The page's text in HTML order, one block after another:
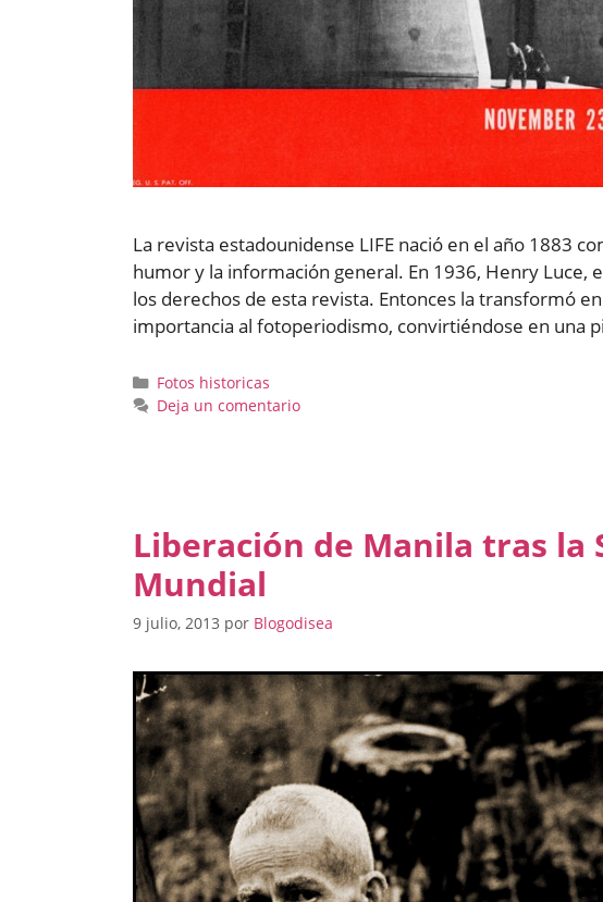
La revista estadounidense LIFE nació en el año 1883
humor y la información general. En 1936, Henry
los derechos de esta revista. Entonces la transformó
importancia al fotoperiodismo, convirtiéndose en una
Categorías
Fotos historicas
Deja un comentario
Liberación de Manila tras la
Mundial
9 julio, 2013 por Blogodisea